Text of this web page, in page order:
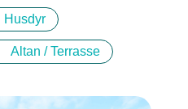
Husdyr
Altan / Terrasse